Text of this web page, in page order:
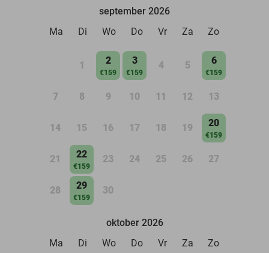
september 2026
Ma
Di Wo Do Vr Za Zo
1 2
€159
3
€159
4 5 6
€159
7 8 9 10 11 12 13
14 15 16 17 18 19 20
€159
21 22
€159
23 24 25 26 27
28 29
€159
30
oktober 2026
Ma
Di Wo Do Vr Za Zo